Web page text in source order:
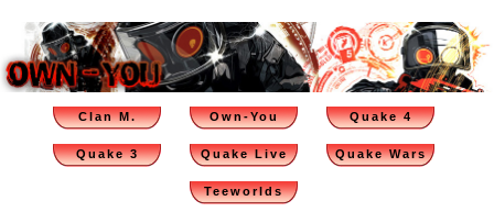
Clan M. Own-You Quake 4
Quake 3 Quake Live Quake Wars
Teeworlds